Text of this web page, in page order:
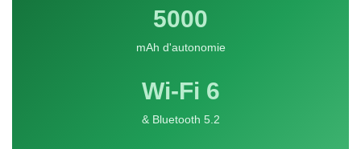
5000
mAh d'autonomie
Wi-Fi 6
& Bluetooth 5.2